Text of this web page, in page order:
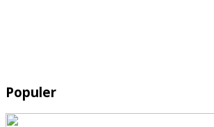
Populer